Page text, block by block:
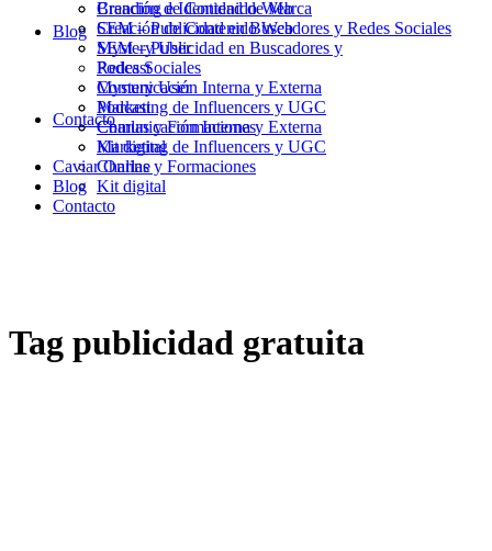
Branding e Identidad de Marca
Creación de Contenido Web
SEM – Publicidad en Buscadores y
Redes Sociales
Mystery User
Podcast
Comunicación Interna y Externa
Marketing de Influencers y UGC
Charlas y Formaciones
Kit digital
Blog
Contacto
Creación de Contenido Web
SEM – Publicidad en Buscadores y Redes Sociales
Mystery User
Podcast
Comunicación Interna y Externa
Marketing de Influencers y UGC
Charlas y Formaciones
Kit digital
Caviar Online
Blog
Contacto
Tag publicidad gratuita